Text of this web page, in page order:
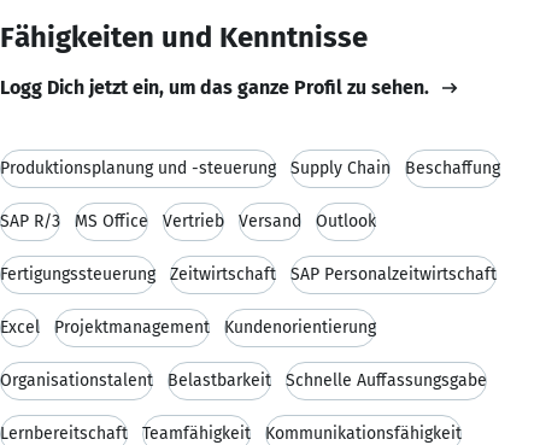
Fähigkeiten und Kenntnisse
Logg Dich jetzt ein, um das ganze Profil zu sehen.
Produktionsplanung und -steuerung Supply Chain Beschaffung
SAP R/3 MS Office Vertrieb Versand Outlook
Fertigungssteuerung Zeitwirtschaft SAP Personalzeitwirtschaft
Excel Projektmanagement Kundenorientierung
Organisationstalent Belastbarkeit Schnelle Auffassungsgabe
Lernbereitschaft Teamfähigkeit Kommunikationsfähigkeit